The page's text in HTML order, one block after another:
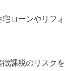
ローンやリフォ
課税のリスクを